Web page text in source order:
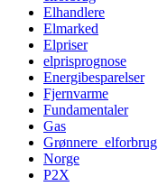
Elhandlere
Elmarked
Elpriser
elprisprognose
Energibesparelser
Fjernvarme
Fundamentaler
Gas
Grønnere_elforbrug
Norge
P2X